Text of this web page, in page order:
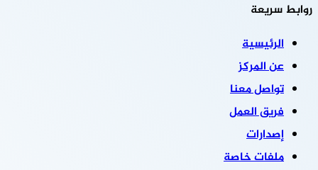
روابط سريعة
الرئيسية
عن المركز
تواصل معنا
فريق العمل
إصدارات
ملفات خاصة